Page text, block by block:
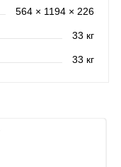
564 × 1194 × 226
33 кг
33 кг